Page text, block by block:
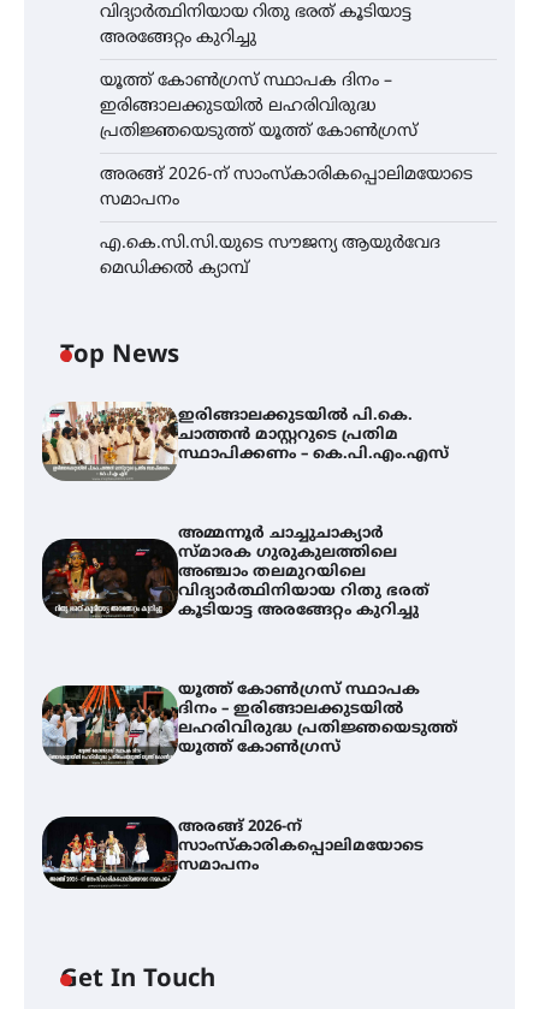
വിദ്യാർത്ഥിനിയായ റിതു ഭരത് കൂടിയാട്ട
അരങ്ങേറ്റം കുറിച്ചു
യൂത്ത് കോൺഗ്രസ്‌ സ്ഥാപക ദിനം –
ഇരിങ്ങാലക്കുടയിൽ ലഹരിവിരുദ്ധ
പ്രതിജ്ഞയെടുത്ത് യൂത്ത് കോൺഗ്രസ്
അരങ്ങ് 2026-ന് സാംസ്കാരികപ്പൊലിമയോടെ
സമാപനം
എ.കെ.സി.സി.യുടെ സൗജന്യ ആയുർവേദ
മെഡിക്കൽ ക്യാമ്പ്
Top News
ഇരിങ്ങാലക്കുടയിൽ പി.കെ.
ചാത്തൻ മാസ്റ്ററുടെ പ്രതിമ
സ്ഥാപിക്കണം – കെ.പി.എം.എസ്
അമ്മന്നൂർ ചാച്ചുചാക്യാർ
സ്മാരക ഗുരുകുലത്തിലെ
അഞ്ചാം തലമുറയിലെ
വിദ്യാർത്ഥിനിയായ റിതു ഭരത്
കൂടിയാട്ട അരങ്ങേറ്റം കുറിച്ചു
യൂത്ത് കോൺഗ്രസ്‌ സ്ഥാപക
ദിനം – ഇരിങ്ങാലക്കുടയിൽ
ലഹരിവിരുദ്ധ പ്രതിജ്ഞയെടുത്ത്
യൂത്ത് കോൺഗ്രസ്
അരങ്ങ് 2026-ന്
സാംസ്കാരികപ്പൊലിമയോടെ
സമാപനം
Get In Touch